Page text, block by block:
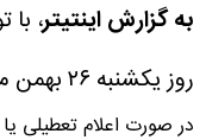
به گزارش اینتیتر،
روز یکشنبه ۲۶ بهمن ماه ۱۴۰۴ مطرح شده است.
در صورت اعلام تعطیلی